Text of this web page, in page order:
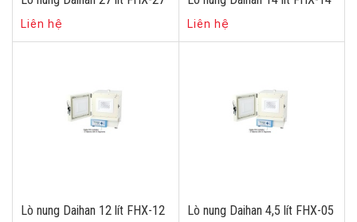
Liên hệ Liên hệ
Lò nung Daihan 12 lít FHX-12 Lò nung Daihan 4,5 lít FHX-05